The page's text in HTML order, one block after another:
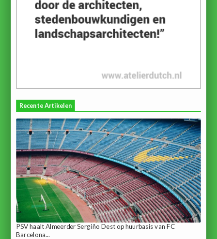
Recente Artikelen
PSV haalt Almeerder Sergiño Dest op huurbasis van FC
Barcelona...